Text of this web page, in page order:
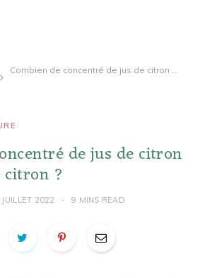
Combien de concentré de jus de citron équivaut à un citron ?
de jus de citron
citron ?
2022 9 MINS READ